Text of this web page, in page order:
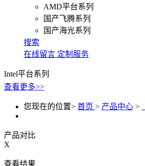
AMD平台系列
国产飞腾系列
国产海光系列
搜索
在线留言 定制服务
Intel平台系列
查看更多>>
您现在的位置> 首页 > 产品中心 >
产品对比
X
查看结果